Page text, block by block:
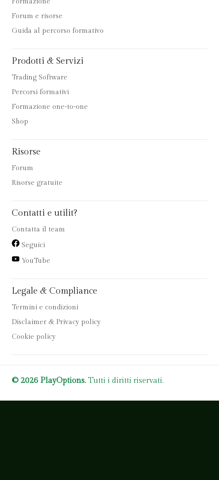
Forum e risorse
Guida al percorso formativo
Prodotti & Servizi
Trading Software
Percorsi formativi
Formazione one-to-one
Shop
Risorse
Forum
Risorse gratuite
Contatti e utilit?
Contatta il team
Seguici
YouTube
Legale & Compliance
Termini e condizioni
Disclaimer & Privacy policy
Cookie policy
© 2026 PlayOptions. Tutti i diritti riservati.